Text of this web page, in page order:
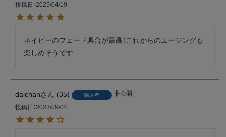
投稿日 2025/04/19
ネイビーのフェード具合が最高！これからのエージングも
楽しめそうです
daichan 35 購入者
非公開
投稿日 2023/09/04